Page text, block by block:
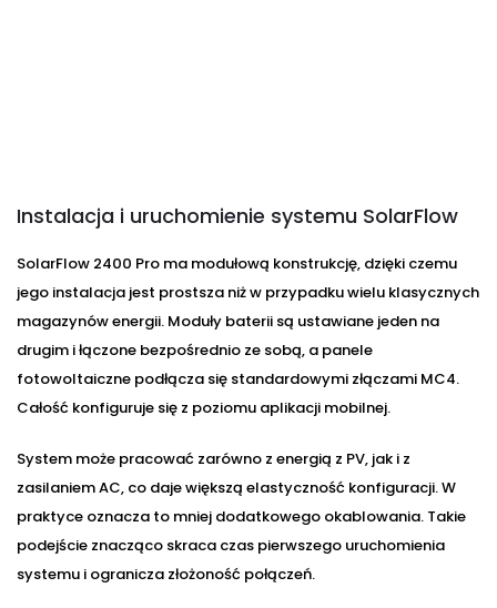
Instalacja i uruchomienie systemu SolarFlow
SolarFlow 2400 Pro ma modułową konstrukcję, dzięki czemu
jego instalacja jest prostsza niż w przypadku wielu klasycznych
magazynów energii. Moduły baterii są ustawiane jeden na
drugim i łączone bezpośrednio ze sobą, a panele
fotowoltaiczne podłącza się standardowymi złączami MC4.
Całość konfiguruje się z poziomu aplikacji mobilnej.
System może pracować zarówno z energią z PV, jak i z
zasilaniem AC, co daje większą elastyczność konfiguracji. W
praktyce oznacza to mniej dodatkowego okablowania. Takie
podejście znacząco skraca czas pierwszego uruchomienia
systemu i ogranicza złożoność połączeń.